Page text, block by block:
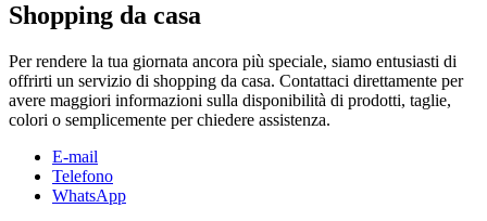
Shopping da casa
Per rendere la tua giornata ancora più speciale, siamo entusiasti di
offrirti un servizio di shopping da casa. Contattaci direttamente per
avere maggiori informazioni sulla disponibilità di prodotti, taglie,
colori o semplicemente per chiedere assistenza.
E-mail
Telefono
WhatsApp